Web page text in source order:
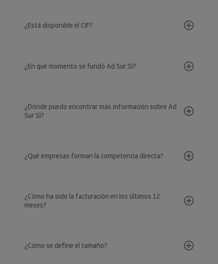
¿Está disponible el CIF?
¿En qué momento se fundó Ad Sur Sl?
¿Dónde puedo encontrar más información sobre Ad
Sur Sl?
¿Qué empresas forman la competencia directa?
¿Cómo ha sido la facturación en los últimos 12
meses?
¿Cómo se define el tamaño?